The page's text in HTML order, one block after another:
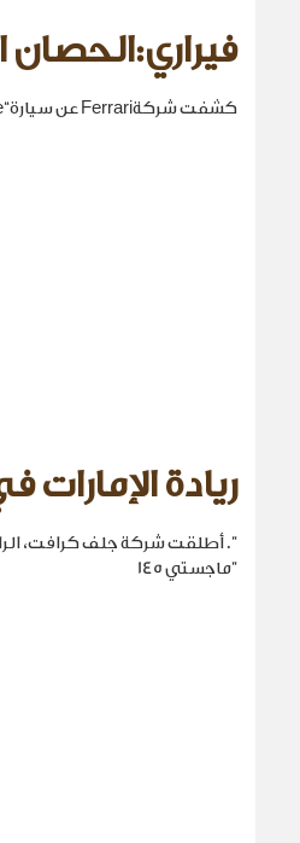
فيراري:الحصان
كشفت شركةFerrari عن سيارة“Luce”، أول سيارة كهربائية بالكامل في تاريخها.
ريادة
". أطلقت شركة جلف كرافت،
"ماجستي 145